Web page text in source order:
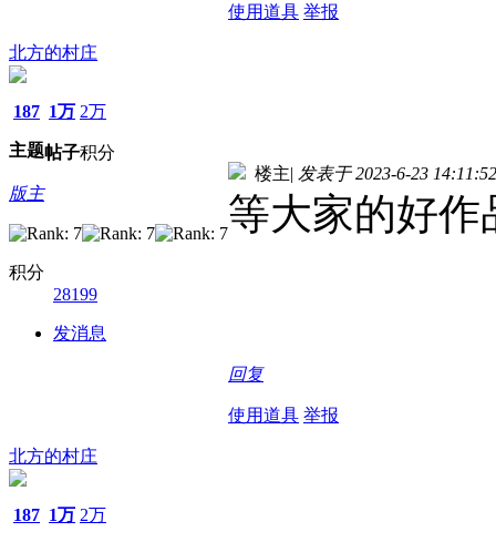
使用道具 举报
北方的村庄
187
主题
1万
帖子
2万
积分
版主
积分
28199
发消息
楼主| 发表于 2023-6-23 14:11:52
等大家的好作
回复
使用道具 举报
北方的村庄
187 1万 2万